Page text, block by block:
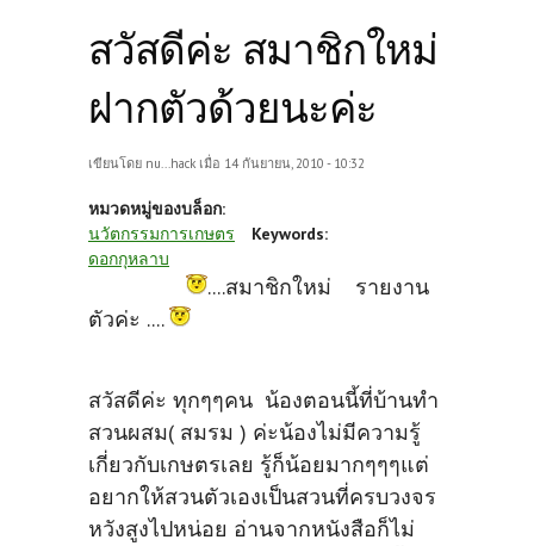
สวัสดีค่ะ สมาชิกใหม่
ฝากตัวด้วยนะค่ะ
เขียนโดย nu...hack เมื่อ 14 กันยายน, 2010 - 10:32
หมวดหมู่ของบล็อก:
นวัตกรรมการเกษตร
Keywords:
ดอกกุหลาบ
....สมาชิกใหม่ รายงาน
ตัวค่ะ ....
สวัสดีค่ะ ทุกๆๆคน น้องตอนนี้ที่บ้านทำ
สวนผสม( สมรม ) ค่ะน้องไม่มีความรู้
เกี่ยวกับเกษตรเลย รู้ก็น้อยมากๆๆๆแต่
อยากให้สวนตัวเองเป็นสวนที่ครบวงจร
หวังสูงไปหน่อย อ่านจากหนังสือก็ไม่